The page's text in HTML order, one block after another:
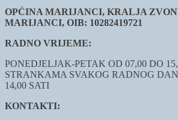
OPĆINA MARIJANCI, KRALJA
MARIJANCI, OIB: 10282419721
RADNO VRIJEME:
PONEDJELJAK-PETAK OD 07,00 DO
STRANKAMA SVAKOG RADNOG
14,00 SATI
KONTAKTI: